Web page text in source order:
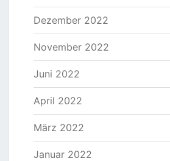
Dezember 2022
November 2022
Juni 2022
April 2022
März 2022
Januar 2022